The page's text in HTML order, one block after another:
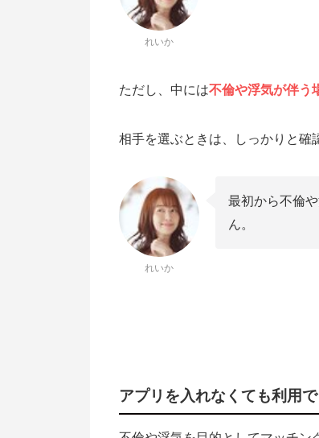
れいか
ただし、中には不倫や浮気が伴う
相手を選ぶときは、しっかりと確
れいか
最初から不倫
ん。
アプリを入れなくても利用